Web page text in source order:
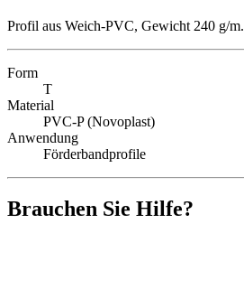
Profil aus Weich-PVC, Gewicht 240 g/m.
Form
T
Material
PVC-P (Novoplast)
Anwendung
Förderbandprofile
Brauchen Sie Hilfe?